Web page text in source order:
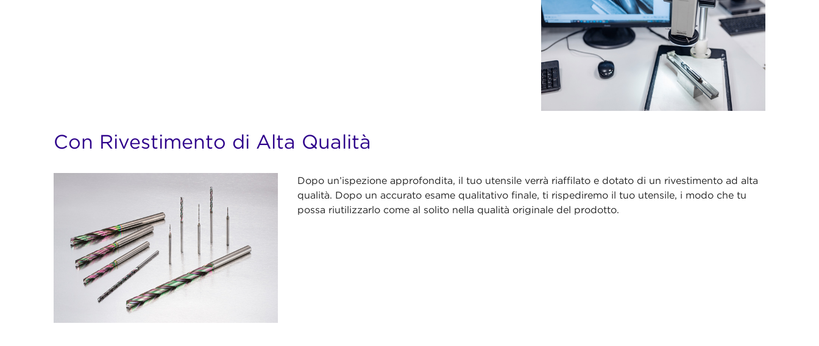
Con Rivestimento di Alta Qualità
Dopo un’ispezione approfondita, il tuo utensile verrà riaffilato e dotato di un rivestimento ad alta
qualità. Dopo un accurato esame qualitativo finale, ti rispediremo il tuo utensile, i modo che tu
possa riutilizzarlo come al solito nella qualità originale del prodotto.